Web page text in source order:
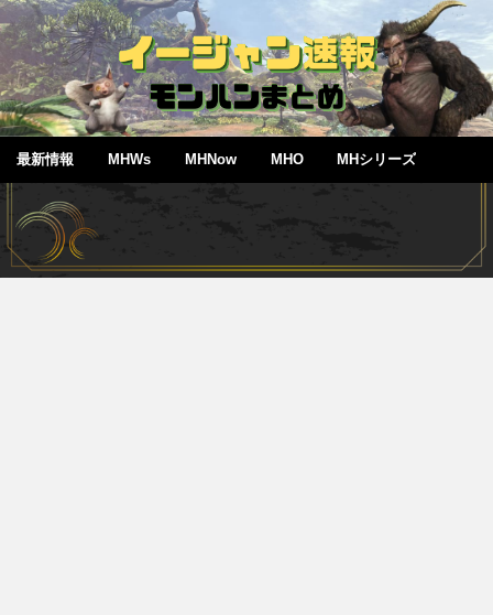
最新情報 MHWs MHNow MHO MHシリーズ